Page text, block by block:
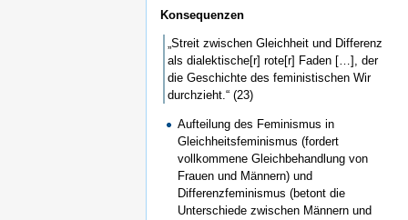
Konsequenzen
„Streit zwischen Gleichheit und Differenz
als dialektische[r] rote[r] Faden […], der
die Geschichte des feministischen Wir
durchzieht.“ (23)
Aufteilung des Feminismus in
Gleichheitsfeminismus (fordert
vollkommene Gleichbehandlung von
Frauen und Männern) und
Differenzfeminismus (betont die
Unterschiede zwischen Männern und